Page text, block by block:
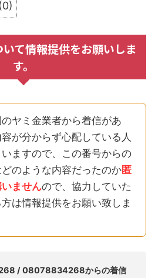
(0)
て情報提供をお願いしま
す。
ヤミ金業者から着信があ
容が分からず心配している人
ますので、この番号からの
のような内容だったのか匿
ませんので、協力していた
は情報提供をお願い致しま
/ 08078834268からの着信